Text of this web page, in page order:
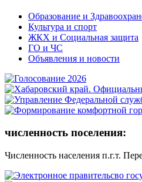
Образование и
Культура и спорт
ЖКХ и Социальная защита
ГО и ЧС
Объявления и новости
численность поселения:
Численность населения п.г.т.